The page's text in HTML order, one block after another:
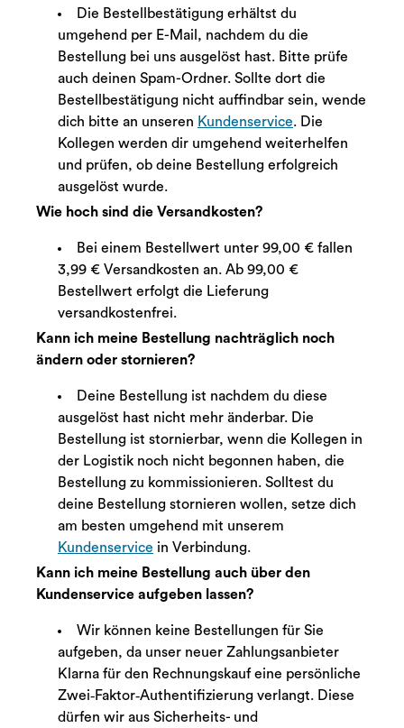
Die Bestellbestätigung erhältst du
umgehend per E-Mail, nachdem du die
Bestellung bei uns ausgelöst hast. Bitte prüfe
auch deinen Spam-Ordner. Sollte dort die
Bestellbestätigung nicht auffindbar sein, wende
dich bitte an unseren Kundenservice. Die
Kollegen werden dir umgehend weiterhelfen
und prüfen, ob deine Bestellung erfolgreich
ausgelöst wurde.
Wie hoch sind die Versandkosten?
Bei einem Bestellwert unter 99,00 € fallen
3,99 € Versandkosten an. Ab 99,00 €
Bestellwert erfolgt die Lieferung
versandkostenfrei.
Kann ich meine Bestellung nachträglich noch
ändern oder stornieren?
Deine Bestellung ist nachdem du diese
ausgelöst hast nicht mehr änderbar. Die
Bestellung ist stornierbar, wenn die Kollegen in
der Logistik noch nicht begonnen haben, die
Bestellung zu kommissionieren. Solltest du
deine Bestellung stornieren wollen, setze dich
am besten umgehend mit unserem
Kundenservice in Verbindung.
Kann ich meine Bestellung auch über den
Kundenservice aufgeben lassen?
Wir können keine Bestellungen für Sie
aufgeben, da unser neuer Zahlungsanbieter
Klarna für den Rechnungskauf eine persönliche
Zwei‑Faktor‑Authentifizierung verlangt. Diese
dürfen wir aus Sicherheits- und